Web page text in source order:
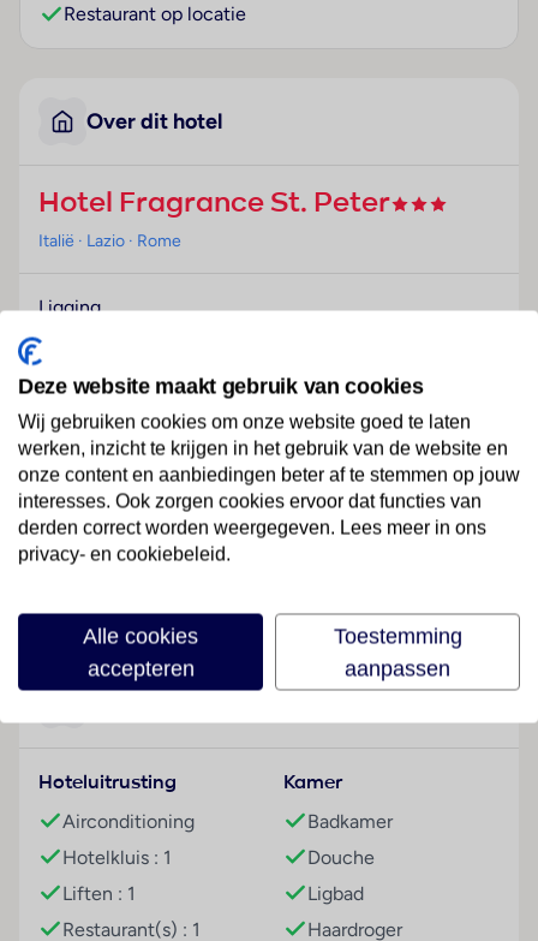
Restaurant op locatie
Over dit hotel
Hotel Fragrance St. Peter
Italië · Lazio · Rome
Ligging
Dit hotel bevindt zich slechts 500 m van het centrum
van Rome verwijderd.
Hotelfaciliteiten
Engels- en Franstalig personeel bij de receptie in de
ontvangsthal is hulZwembadzichtaardig bij het in- en
uitchecken. Het voorzieningenaanbod van het hotel
bevat een bagagedepot, een kluis en een
drankenautomaat. Via Wi-Fi hebben de gasten
ondersteuning bij het boeken van excursies. Het
verblijf beschikt over faciliteiten voor
rolstoelgebruikers en een lift. Buiten biedt een tuin
parkeren hebben de gasten de beschikking over een
diensten horen een 24-uurs beveiligingsdienst, een
transferservice, kamerservice, een wasservice en een
muntwasserette. De omgeving kan door de
fiets worden verkend. Gasten kunnen gratis van het
dagblad gebruikmaken. Ter ondersteuning van het
Hoteluitrusting
Airconditioning
Hotelkluis : 1
Liften : 1
Restaurant(s) : 1
Kamer
Badkamer
Douche
Ligbad
Haardroger
Deze website maakt gebruik van cookies
Wij gebruiken cookies om onze website goed te laten
werken, inzicht te krijgen in het gebruik van de website en
onze content en aanbiedingen beter af te stemmen op jouw
interesses. Ook zorgen cookies ervoor dat functies van
derden correct worden weergegeven. Lees meer in ons
privacy- en cookiebeleid.
Alle cookies
accepteren
Toestemming
aanpassen